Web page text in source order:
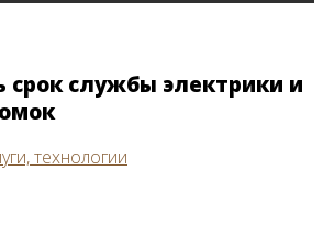
срок службы электрики и
технологии